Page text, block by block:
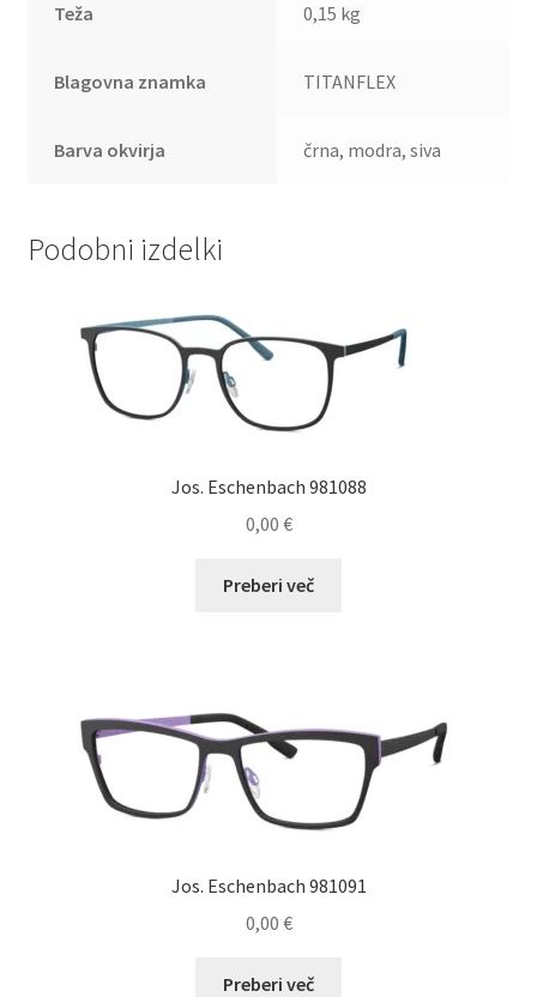
Teža 0,15 kg
Blagovna znamka TITANFLEX
Barva okvirja črna, modra, siva
Podobni izdelki
Jos. Eschenbach 981088
0,00 €
Preberi več
Jos. Eschenbach 981091
0,00 €
Preberi več